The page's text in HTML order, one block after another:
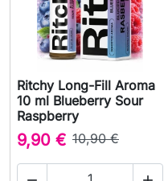
Ritchy Long-Fill Aroma
10 ml Blueberry Sour
Raspberry
9,90 € 10,90 €